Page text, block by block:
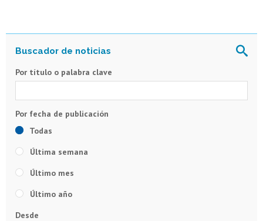
Por título o palabra clave
Todas
Última semana
Último mes
Último año
Desde